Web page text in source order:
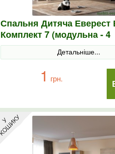
Спальня Дитяча Еверест
Комплект 7 (модульна - 4
елементи) венге/дуб
Детальніше...
1 грн.